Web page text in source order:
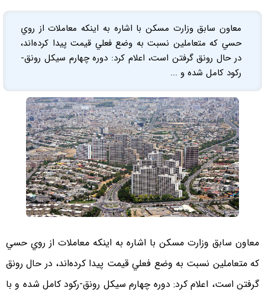
معاون سابق وزارت مسكن با اشاره به اينكه معاملات از روي
حسي كه متعاملين نسبت به وضع فعلي قيمت پيدا كرده‌اند،
در حال رونق گرفتن است، اعلام كرد: دوره چهارم سيكل رونق‌-
ركود كامل شده و ...
معاون سابق وزارت مسكن با اشاره به اينكه معاملات از روي حسي
كه متعاملين نسبت به وضع فعلي قيمت پيدا كرده‌اند، در حال رونق
گرفتن است، اعلام كرد: دوره چهارم سيكل رونق‌-ركود كامل شده و با